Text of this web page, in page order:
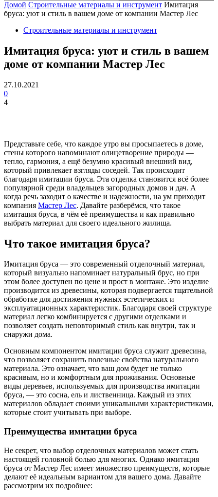
Домой Строительные материалы и инструмент Имитация
бруса: уют и стиль в вашем доме от компании Мастер Лес
Строительные материалы и инструмент
Имитация бруса: уют и стиль в вашем
доме от компании Мастер Лес
27.10.2021
0
4
Представьте себе, что каждое утро вы просыпаетесь в доме,
стены которого напоминают олицетворение природы —
тепло, гармония, а ещё безумно красивый внешний вид,
который привлекает взгляды соседей. Так происходит
благодаря имитации бруса. Эта отделка становится всё более
популярной среди владельцев загородных домов и дач. А
когда речь заходит о качестве и надежности, на ум приходит
компания Мастер Лес. Давайте разберёмся, что такое
имитация бруса, в чём её преимущества и как правильно
выбрать материал для своего идеального жилища.
Что такое имитация бруса?
Имитация бруса — это современный отделочный материал,
который визуально напоминает натуральный брус, но при
этом более доступен по цене и прост в монтаже. Это изделие
производится из древесины, которая подвергается тщательной
обработке для достижения нужных эстетических и
эксплуатационных характеристик. Благодаря своей структуре
материал легко комбинируется с другими отделками и
позволяет создать неповторимый стиль как внутри, так и
снаружи дома.
Основным компонентом имитации бруса служит древесина,
что позволяет сохранить полезные свойства натурального
материала. Это означает, что ваш дом будет не только
красивым, но и комфортным для проживания. Основные
виды деревьев, используемых для производства имитации
бруса, — это сосна, ель и лиственница. Каждый из этих
материалов обладает своими уникальными характеристиками,
которые стоит учитывать при выборе.
Преимущества имитации бруса
Не секрет, что выбор отделочных материалов может стать
настоящей головной болью для многих. Однако имитация
бруса от Мастер Лес имеет множество преимуществ, которые
делают её идеальным вариантом для вашего дома. Давайте
рассмотрим их подробнее: